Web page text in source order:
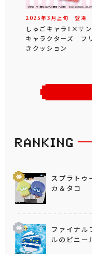
2025年3 月 上旬 登場
しゅごキャラ！×サ
キャラクターズ フ
きクッション
スプラト
カ＆タコ
ファイナ
ルのビニー